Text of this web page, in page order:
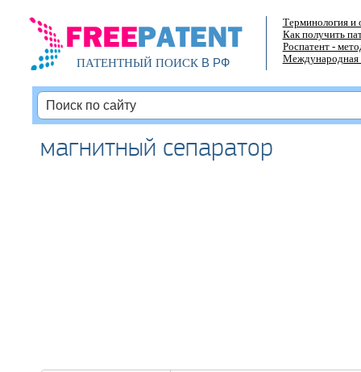
ПАТЕНТНЫЙ ПОИСКВ РФ
Терминология и
Как получить
Роспатент -
Международная
магнитный сепаратор